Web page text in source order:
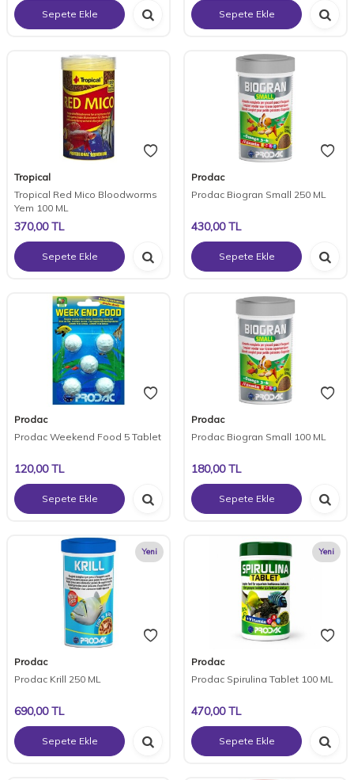
Sepete Ekle Sepete Ekle
Tropical
Tropical Red Mico Bloodworms
Yem 100 ML
370,00TL
Sepete Ekle
Prodac
Prodac Biogran Small 250 ML
430,00TL
Sepete Ekle
Prodac
Prodac Weekend Food 5 Tablet
120,00TL
Sepete Ekle
Prodac
Prodac Biogran Small 100 ML
180,00TL
Sepete Ekle
Yeni
Prodac
Prodac Krill 250 ML
690,00TL
Sepete Ekle
Yeni
Prodac
Prodac Spirulina Tablet 100 ML
470,00TL
Sepete Ekle